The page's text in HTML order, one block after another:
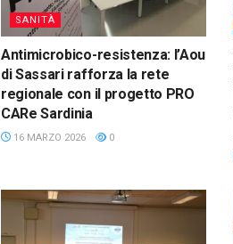
SANITÀ
Antimicrobico-resistenza: l’Aou
di Sassari rafforza la rete
regionale con il progetto PRO
CARe Sardinia
16 MARZO 2026 0